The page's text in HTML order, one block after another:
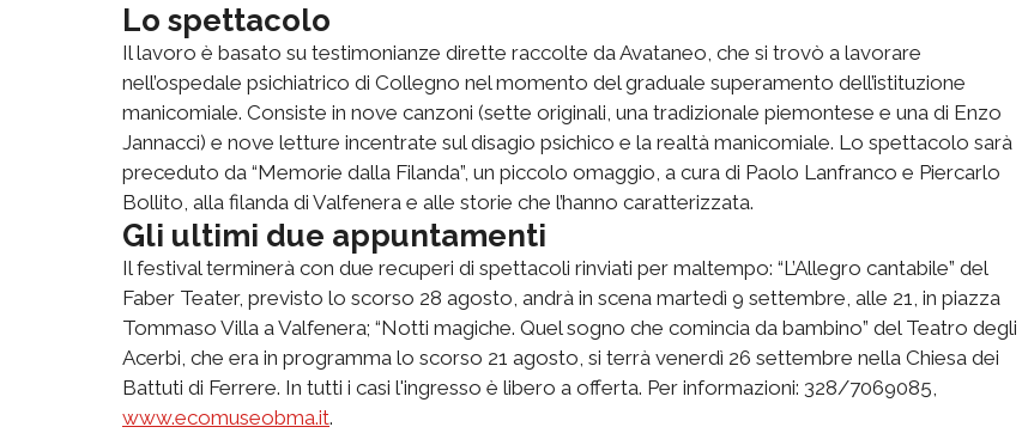
Lo spettacolo
Il lavoro è basato su testimonianze dirette raccolte da Avataneo, che si trovò a lavorare
nell’ospedale psichiatrico di Collegno nel momento del graduale superamento dell’istituzione
manicomiale. Consiste in nove canzoni (sette originali, una tradizionale piemontese e una di Enzo
Jannacci) e nove letture incentrate sul disagio psichico e la realtà manicomiale. Lo spettacolo sarà
preceduto da “Memorie dalla Filanda”, un piccolo omaggio, a cura di Paolo Lanfranco e Piercarlo
Bollito, alla filanda di Valfenera e alle storie che l’hanno caratterizzata.
Gli ultimi due appuntamenti
Il festival terminerà con due recuperi di spettacoli rinviati per maltempo: “L’Allegro cantabile” del
Faber Teater, previsto lo scorso 28 agosto, andrà in scena martedì 9 settembre, alle 21, in piazza
Tommaso Villa a Valfenera; “Notti magiche. Quel sogno che comincia da bambino” del Teatro degli
Acerbi, che era in programma lo scorso 21 agosto, si terrà venerdì 26 settembre nella Chiesa dei
Battuti di Ferrere. In tutti i casi l'ingresso è libero a offerta. Per informazioni: 328/7069085,
www.ecomuseobma.it.